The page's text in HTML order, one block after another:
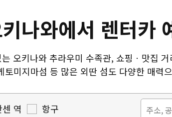
나와에서 렌터카
오키나와 추라우미 수족관, 쇼핑ㆍ맛집
토미지마섬 등 많은 외딴 섬도 다양한 매력
역 항구